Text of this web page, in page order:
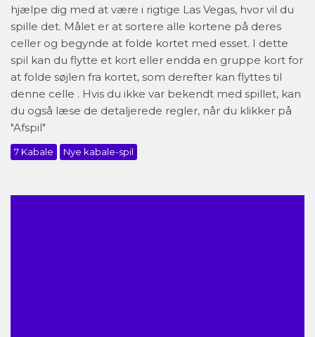
hjælpe dig med at være i rigtige Las Vegas, hvor vil du
spille det. Målet er at sortere alle kortene på deres
celler og begynde at folde kortet med esset. I dette
spil kan du flytte et kort eller endda en gruppe kort for
at folde søjlen fra kortet, som derefter kan flyttes til
denne celle . Hvis du ikke var bekendt med spillet, kan
du også læse de detaljerede regler, når du klikker på
"Afspil"
7 Kabale Nye kabale-spil